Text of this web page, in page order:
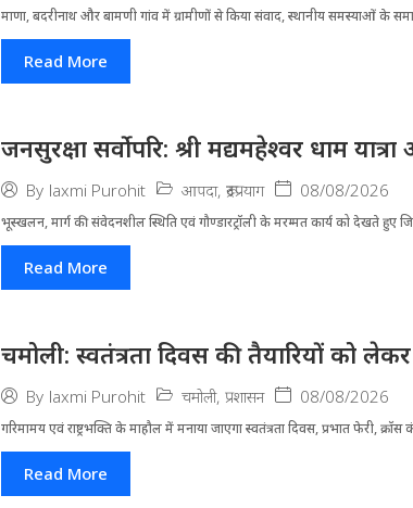
माणा, बदरीनाथ और बामणी गांव में ग्रामीणों से किया संवाद, स्थानीय समस्याओं के
Read More
जनसुरक्षा सर्वोपरि: श्री मद्यमहेश्वर धाम
By laxmi Purohit आपदा, रूद्रप्रयाग 08/08/2026
भूस्खलन, मार्ग की संवेदनशील स्थिति एवं गौण्डारट्रॉली के मरम्मत कार्य को देखते हुए
Read More
चमोली: स्वतंत्रता दिवस की तैयारियों को
By laxmi Purohit चमोली, प्रशासन 08/08/2026
गरिमामय एवं राष्ट्रभक्ति के माहौल में मनाया जाएगा स्वतंत्रता दिवस, प्रभात फेरी, क्रॉस
Read More